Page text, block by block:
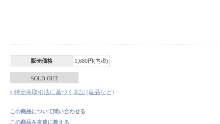
販売価格 1,680円(内税)
SOLD OUT
» 特定商取引法に基づく表記 (返品など)
この商品について問い合わせる
この商品を友達に教える